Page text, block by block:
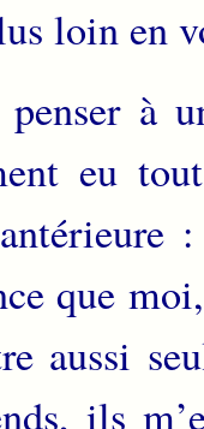
loin en
à
eu
que
aussi
ils